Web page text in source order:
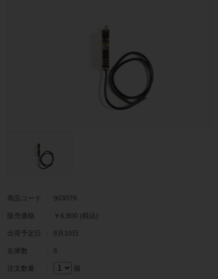
商品コード : 903079
販売価格 : ￥6,800 (税込)
出荷予定日 : 8月10日
在庫数 : 6
注文数量 : 個